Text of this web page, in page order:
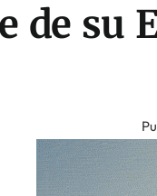
de su